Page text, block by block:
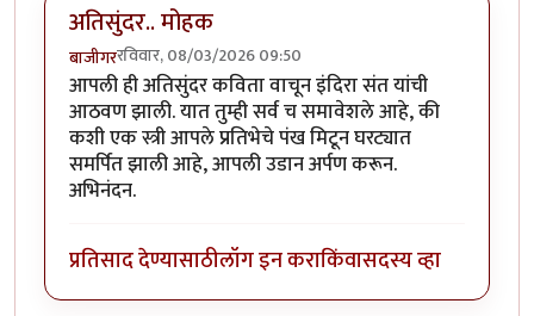
अतिसुंदर.. मोहक
बाजीगररविवार, 08/03/2026 09:50
आपली ही अतिसुंदर कविता वाचून इंदिरा संत यांची
आठवण झाली. यात तुम्ही सर्व च समावेशले आहे, की
कशी एक स्त्री आपले प्रतिभेचे पंख मिटून घरट्यात
समर्पित झाली आहे, आपली उडान अर्पण करून.
अभिनंदन.
प्रतिसाद देण्यासाठीलॉग इन कराकिंवासदस्य व्हा